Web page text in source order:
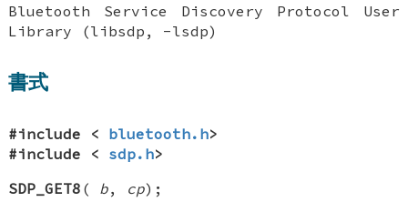
Bluetooth Service Discovery Protocol User
Library (libsdp, -lsdp)
書式
#include < bluetooth.h>
#include < sdp.h>
SDP_GET8 ( b, cp);